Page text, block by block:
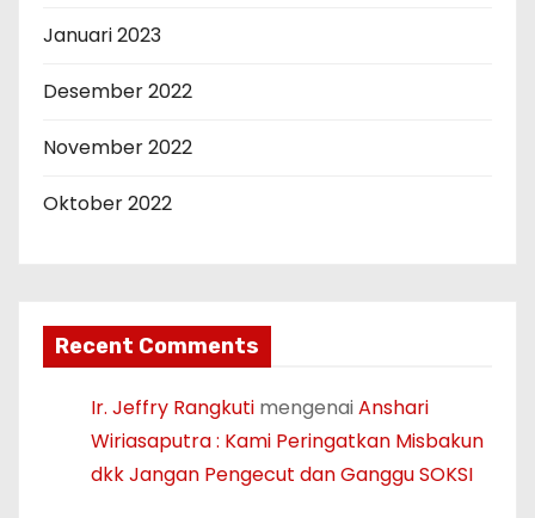
Januari 2023
Desember 2022
November 2022
Oktober 2022
Recent Comments
Ir. Jeffry Rangkuti mengenaiAnshari
Wiriasaputra : Kami Peringatkan Misbakun
dkk Jangan Pengecut dan Ganggu SOKSI